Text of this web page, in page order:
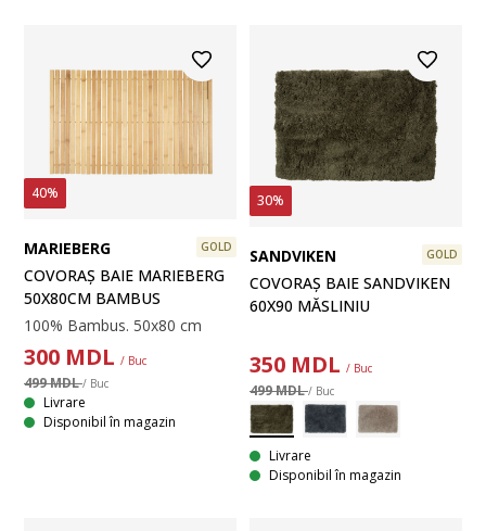
40%
MARIEBERG GOLD
COVORAȘ BAIE MARIEBERG
50X80CM BAMBUS
100% Bambus. 50x80 cm
300 MDL / Buc
499 MDL/ Buc
Livrare
Disponibil în magazin
30%
SANDVIKEN GOLD
COVORAȘ BAIE SANDVIKEN
60X90 MĂSLINIU
350 MDL / Buc
499 MDL/ Buc
Livrare
Disponibil în magazin